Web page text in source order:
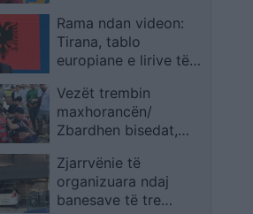
Norvegjinë
Rama ndan videon:
Tirana, tablo
europiane e lirive të
Vezët trembin
maxhorancën/
Zbardhen bisedat,
kërkuan ndërhyrjen e
policisë ndaj
protestuesve
Zjarrvënie të
organizuara ndaj
banesave të tre